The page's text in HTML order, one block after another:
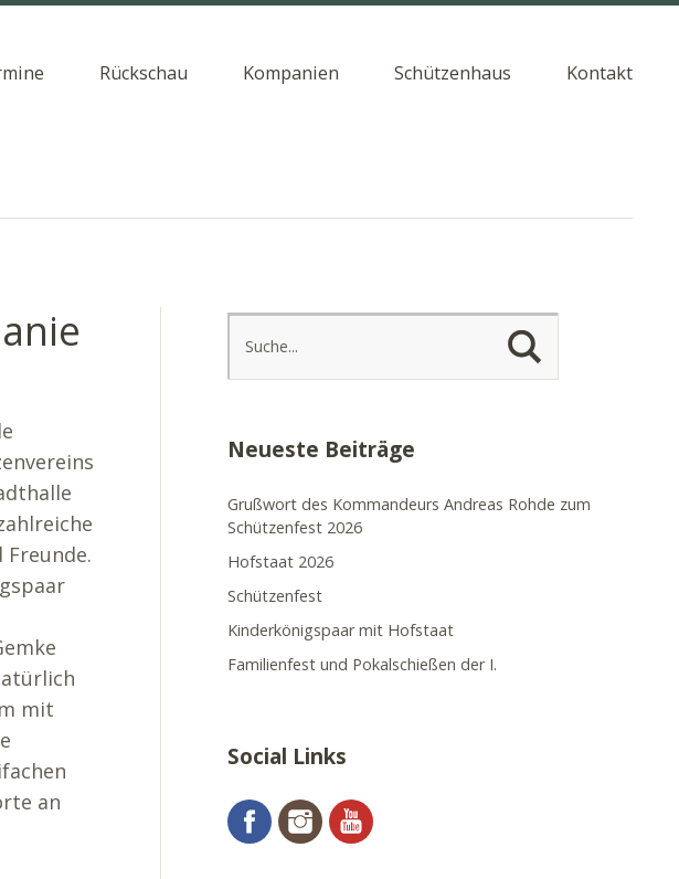
Rückschau Kompanien Schützenhaus Kontakt
Freunde.
mit
an
Neueste Beiträge
Grußwort des Kommandeurs Andreas Rohde zum
Schützenfest 2026
Hofstaat 2026
Schützenfest
Kinderkönigspaar mit Hofstaat
Familienfest und Pokalschießen der I.
Social Links
FacebookInstagramYouTube